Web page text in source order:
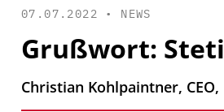
07.07.2022 • NEWS
Grußwort:
Christian Kohlpaintner, CEO,